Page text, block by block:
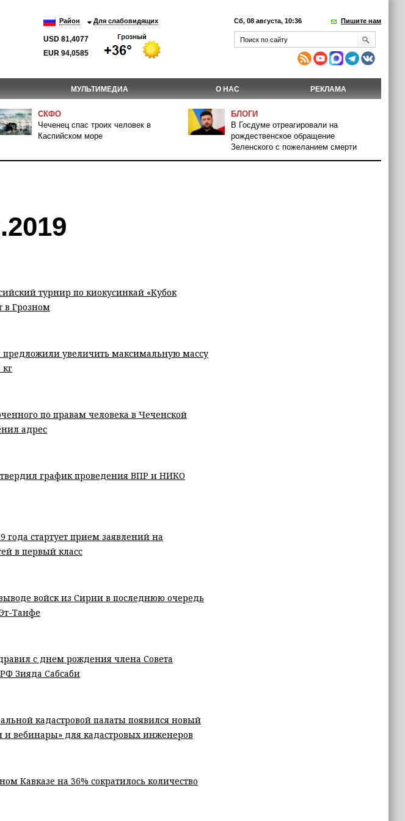
Район Для слабовидящих
USD 81,4077
EUR 94,0585
Сб, 08 августа, 10:36 Пишите нам
МУЛЬТИМЕДИА О НАС РЕКЛАМА
СКФО
Чеченец спас троих человек в
Каспийском море
БЛОГИ
В Госдуме отреагировали на
рождественское обращение
Зеленского с пожеланием смерти
турнир по киокусинкай «Кубок
в Грозном
увеличить максимальную массу
по правам человека в Чеченской
адрес
график проведения ВПР и НИКО
года стартует прием заявлений на
в первый класс
войск из Сирии в последнюю очередь
Танфе
с днем рождения члена Совета
Зияда Сабсаби
кадастровой палаты появился новый
и вебинары» для кадастровых инженеров
Кавказе на 36% сократилось количество